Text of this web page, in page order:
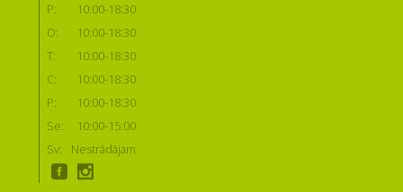
P:
10:00-18:30
O:
10:00-18:30
T:
10:00-18:30
C:
10:00-18:30
P:
10:00-18:30
Se:
10:00-15:00
Sv:
Nestrādājam